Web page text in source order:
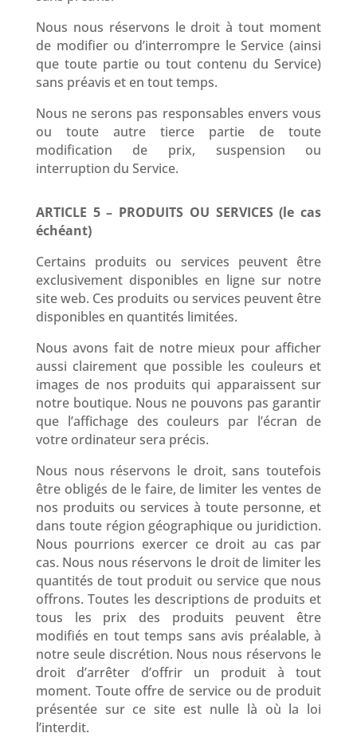
Nous nous réservons le droit à tout moment
de modifier ou d’interrompre le Service (ainsi
que toute partie ou tout contenu du Service)
sans préavis et en tout temps.
Nous ne serons pas responsables envers vous
ou toute autre tierce partie de toute
modification de prix, suspension ou
interruption du Service.
ARTICLE 5 – PRODUITS OU SERVICES (le cas
échéant)
Certains produits ou services peuvent être
exclusivement disponibles en ligne sur notre
site web. Ces produits ou services peuvent être
disponibles en quantités limitées.
Nous avons fait de notre mieux pour afficher
aussi clairement que possible les couleurs et
images de nos produits qui apparaissent sur
notre boutique. Nous ne pouvons pas garantir
que l’affichage des couleurs par l’écran de
votre ordinateur sera précis.
Nous nous réservons le droit, sans toutefois
être obligés de le faire, de limiter les ventes de
nos produits ou services à toute personne, et
dans toute région géographique ou juridiction.
Nous pourrions exercer ce droit au cas par
cas. Nous nous réservons le droit de limiter les
quantités de tout produit ou service que nous
offrons. Toutes les descriptions de produits et
tous les prix des produits peuvent être
modifiés en tout temps sans avis préalable, à
notre seule discrétion. Nous nous réservons le
droit d’arrêter d’offrir un produit à tout
moment. Toute offre de service ou de produit
présentée sur ce site est nulle là où la loi
l’interdit.